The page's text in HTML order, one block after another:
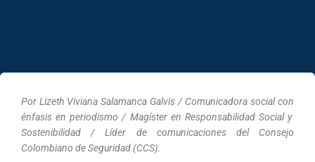
Por Lizeth Viviana Salamanca Galvis / Comunicadora social con
énfasis en periodismo / Magíster en Responsabilidad Social y
Sostenibilidad / Líder de comunicaciones del Consejo
Colombiano de Seguridad (CCS).